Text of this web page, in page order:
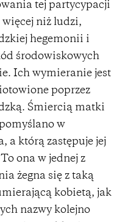
tej partycypacji
więcej niż ludzi,
hegemonii i
środowiskowych
Ich wymieranie jest
poprzez
Śmiercią matki
w
a którą zastępuje jej
ona w jednej z
żegna się z taką
kobietą, jak
nazwy kolejno